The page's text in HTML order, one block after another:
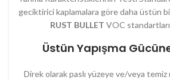
geciktirici kaplamalara göre daha üstün
RUST BULLET VOC
Üstün Yapışma
Direk olarak paslı yüzeye ve/veya